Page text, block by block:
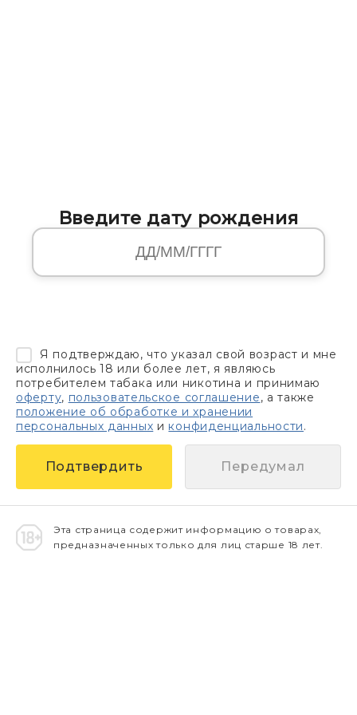
Введите дату рождения
Я подтверждаю, что указал свой возраст и мне
исполнилось 18 или более лет, я являюсь
потребителем табака или никотина и принимаю
оферту, пользовательское соглашение, а также
положение об обработке и хранении
персональных данных и конфиденциальности.
Передумал
Эта страница содержит информацию о товарах,
предназначенных только для лиц старше 18 лет.